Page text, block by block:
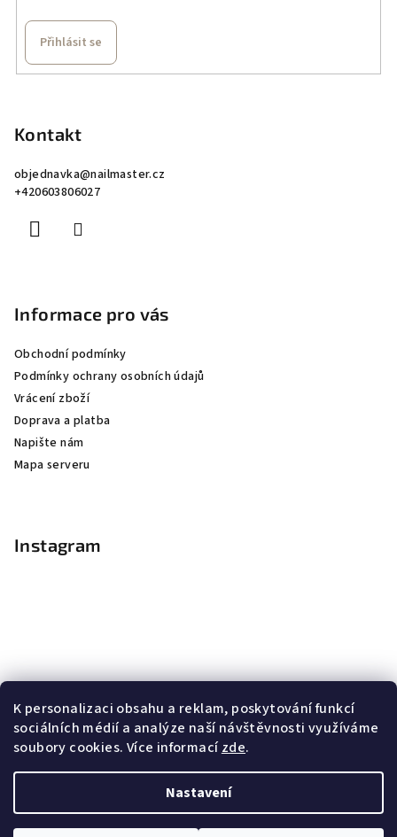
K personalizaci obsahu a reklam, poskytování funkcí
sociálních médií a analýze naší návštěvnosti využíváme
soubory cookies. Více informacízde.
Nastavení
Přihlásit se
Kontakt
objednavka@nailmaster.cz
+420603806027
Informace pro vás
Obchodní podmínky
Podmínky ochrany osobních údajů
Vrácení zboží
Doprava a platba
Napište nám
Mapa serveru
Instagram
Sledovat na Instagramu